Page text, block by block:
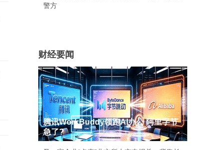
警方
财经要闻
腾讯WorkBuddy领跑AI办公 阿里字节
急了?